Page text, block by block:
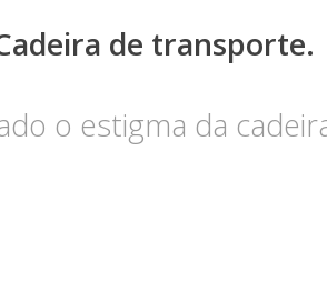
de transporte.
o estigma da